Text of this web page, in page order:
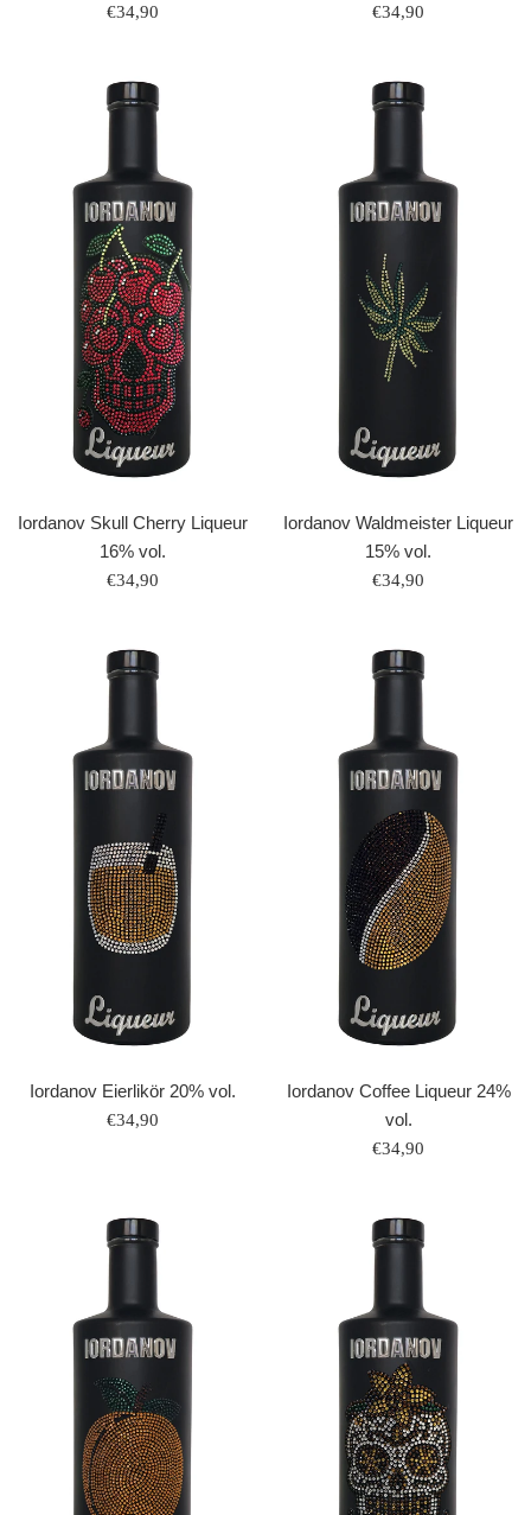
Normaler
€34,90
Normaler
€34,90
Iordanov Skull Cherry Liqueur
16% vol.
Normaler
€34,90
Iordanov Waldmeister Liqueur
15% vol.
Normaler
€34,90
Iordanov Eierlikör 20% vol.
Normaler
€34,90
Iordanov Coffee Liqueur 24%
vol.
Normaler
€34,90